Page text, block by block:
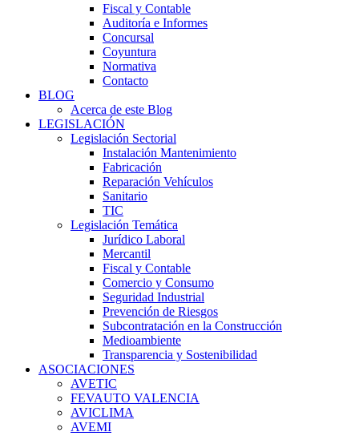
Fiscal y Contable
Auditoría e Informes
Concursal
Coyuntura
Normativa
Contacto
BLOG
Acerca de este Blog
LEGISLACIÓN
Legislación Sectorial
Instalación Mantenimiento
Fabricación
Reparación Vehículos
Sanitario
TIC
Legislación Temática
Jurídico Laboral
Mercantil
Fiscal y Contable
Comercio y Consumo
Seguridad Industrial
Prevención de Riesgos
Subcontratación en la Construcción
Medioambiente
Transparencia y Sostenibilidad
ASOCIACIONES
AVETIC
FEVAUTO VALENCIA
AVICLIMA
AVEMI